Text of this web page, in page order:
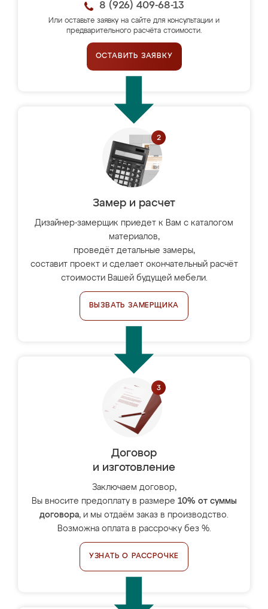
8 (926) 409-68-13
Или оставьте заявку на сайте для консультации и
предварительного расчёта стоимости.
ОСТАВИТЬ ЗАЯВКУ
Замер и расчет
Дизайнер-замерщик приедет к Вам с каталогом
материалов,
проведёт детальные замеры,
составит проект и сделает окончательный расчёт
стоимости Вашей будущей мебели.
ВЫЗВАТЬ ЗАМЕРЩИКА
Договор
и изготовление
Заключаем договор,
Вы вносите предоплату в размере 10% от суммы
договора, и мы отдаём заказ в производство.
Возможна оплата в рассрочку без %.
УЗНАТЬ О РАССРОЧКЕ